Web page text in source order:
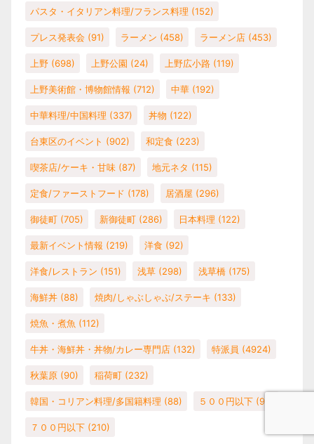
パスタ・イタリアン料理/フランス料理 (152)
プレス発表会 (91) ラーメン (458) ラーメン店 (453)
上野 (698) 上野公園 (24) 上野広小路 (119)
上野美術館・博物館情報 (712) 中華 (192)
中華料理/中国料理 (337) 丼物 (122)
台東区のイベント (902) 和定食 (223)
喫茶店/ケーキ・甘味 (87) 地元ネタ (115)
定食/ファーストフード (178) 居酒屋 (296)
御徒町 (705) 新御徒町 (286) 日本料理 (122)
最新イベント情報 (219) 洋食 (92)
洋食/レストラン (151) 浅草 (298) 浅草橋 (175)
海鮮丼 (88) 焼肉/しゃぶしゃぶ/ステーキ (133)
焼魚・煮魚 (112)
牛丼・海鮮丼・丼物/カレー専門店 (132) 特派員 (4924)
秋葉原 (90) 稲荷町 (232)
韓国・コリアン料理/多国籍料理 (88) ５００円以下 (98)
７００円以下 (210)